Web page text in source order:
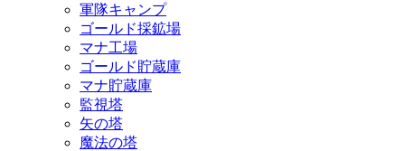
軍隊キャンプ
ゴールド採鉱場
マナ工場
ゴールド貯蔵庫
マナ貯蔵庫
監視塔
矢の塔
魔法の塔